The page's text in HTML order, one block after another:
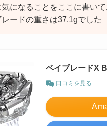
気になることをここに書いて
レードの重さは37.1gでした
ベイブレードX
口コミを見る